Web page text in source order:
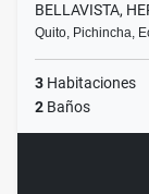
BELLAVISTA,
Quito, Pichincha,
3 Habitaciones
2 Baños